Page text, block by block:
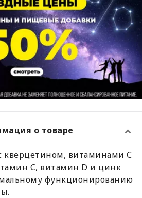
о товаре
кверцетином, витаминами С
С, витамин D и цинк
функционированию